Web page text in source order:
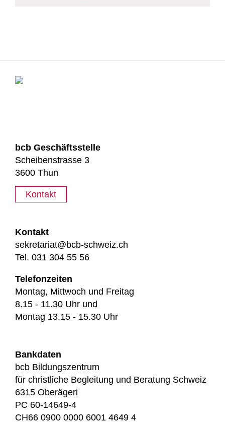
bcb Geschäftsstelle
Scheibenstrasse 3
3600 Thun
Kontakt
Kontakt
sekretariat@bcb-schweiz.ch
Tel. 031 304 55 56
Telefonzeiten
Montag, Mittwoch und Freitag
8.15 - 11.30 Uhr und
Montag 13.15 - 15.30 Uhr
Bankdaten
bcb Bildungszentrum
für christliche Begleitung und Beratung Schweiz
6315 Oberägeri
PC 60-14649-4
CH66 0900 0000 6001 4649 4